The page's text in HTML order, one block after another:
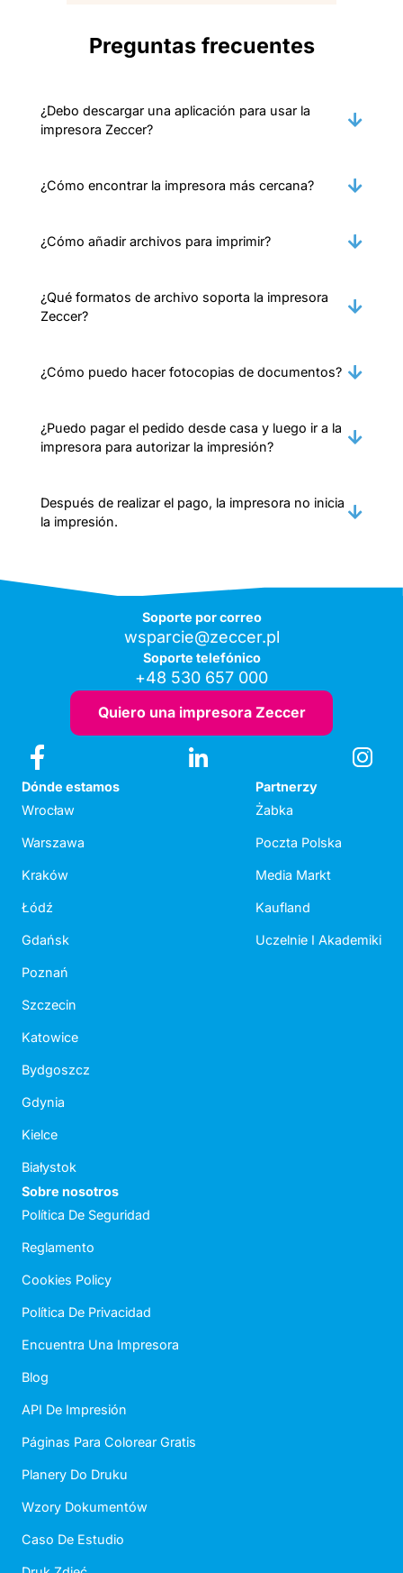
Preguntas frecuentes
¿Debo descargar una aplicación para usar la
impresora Zeccer?
¿Cómo encontrar la impresora más cercana?
¿Cómo añadir archivos para imprimir?
¿Qué formatos de archivo soporta la impresora
Zeccer?
¿Cómo puedo hacer fotocopias de documentos?
¿Puedo pagar el pedido desde casa y luego ir a la
impresora para autorizar la impresión?
Después de realizar el pago, la impresora no inicia
la impresión.
Soporte por correo
wsparcie@zeccer.pl
Soporte telefónico
+48 530 657 000
Quiero una impresora Zeccer
Dónde estamos
Wrocław
Warszawa
Kraków
Łódź
Gdańsk
Poznań
Szczecin
Katowice
Bydgoszcz
Gdynia
Kielce
Białystok
Partnerzy
Żabka
Poczta Polska
Media Markt
Kaufland
Uczelnie I Akademiki
Sobre nosotros
Política De Seguridad
Reglamento
Cookies Policy
Política De Privacidad
Encuentra Una Impresora
Blog
API De Impresión
Páginas Para Colorear Gratis
Planery Do Druku
Wzory Dokumentów
Caso De Estudio